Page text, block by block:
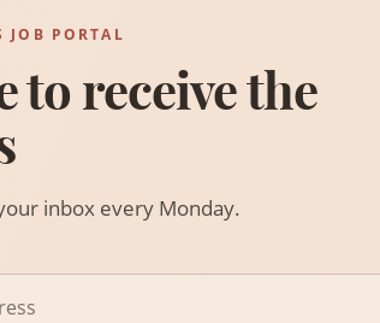
JOB PORTAL
to receive the
inbox every Monday.